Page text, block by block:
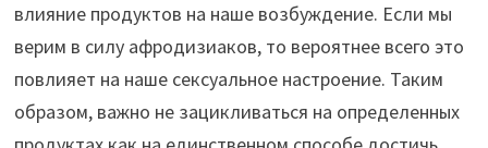
влияние продуктов на наше возбуждение. Если мы
верим в силу афродизиаков, то вероятнее всего это
повлияет на наше сексуальное настроение. Таким
образом, важно не зацикливаться на определенных